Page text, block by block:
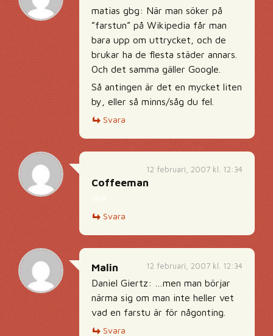
matias gbg: När man söker på
”farstun” på Wikipedia får man
bara upp om uttrycket, och de
brukar ha de flesta städer annars.
Och det samma gäller Google.
Så antingen är det en mycket liten
by, eller så minns/såg du fel.
Svara
12 februari, 2007 kl. 12:34
Coffeeman
Svara
12 februari, 2007 kl. 12:34
Malin
Daniel Giertz: …men man börjar
närma sig om man inte heller vet
vad en farstu är för någonting.
Svara